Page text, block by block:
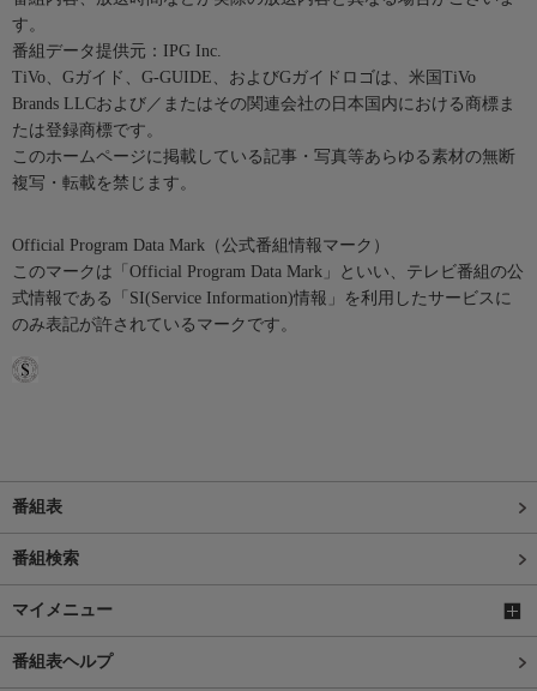
す。
番組データ提供元：IPG Inc.
TiVo、Gガイド、G-GUIDE、およびGガイドロゴは、米国TiVo
Brands LLCおよび／またはその関連会社の日本国内における商標ま
たは登録商標です。
このホームページに掲載している記事・写真等あらゆる素材の無断
複写・転載を禁じます。
Official Program Data Mark（公式番組情報マーク）
このマークは「Official Program Data Mark」といい、テレビ番組の公
式情報である「SI(Service Information)情報」を利用したサービスに
のみ表記が許されているマークです。
番組表
番組検索
マイメニュー
番組表ヘルプ